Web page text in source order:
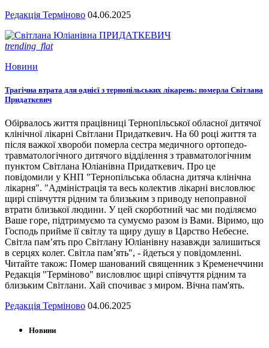
Редакція Терміново 04.06.2025
trending_flat
Новини
Трагічна втрата для однієї з тернопільських лікарень: померла Світлана
Придаткевич
Обірвалось життя працівниці Тернопільської обласної дитячої
клінічної лікарні Світлани Придаткевич. На 60 році життя та
після важкої хвороби померла сестра медичного ортопедо-
травматологічного дитячого відділення з травматологічним
пунктом Світлана Юліанівна Придаткевич. Про це
повідомили у КНП "Тернопільська обласна дитяча клінічна
лікарня". "Адміністрація та весь колектив лікарні висловлює
щирі співчуття рідним та близьким з приводу непоправної
втрати близької людини. У цей скорботний час ми поділяємо
Ваше горе, підтримуємо та сумуємо разом із Вами. Віримо, що
Господь прийме її світлу та щиру душу в Царство Небесне.
Світла пам’ять про Світлану Юліанівну назавжди залишиться
в серцях колег. Світла пам’ять", - йдеться у повідомленні.
Читайте також: Помер шанований священник з Кременеччини
Редакція "Терміново" висловлює щирі співчуття рідним та
близьким Світлани. Хай спочиває з миром. Вічна пам'ять.
Редакція Терміново 04.06.2025
Новини